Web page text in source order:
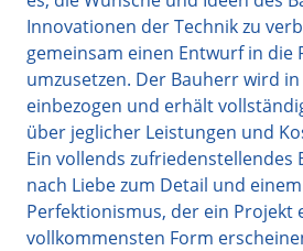
Innovationen der Technik zu
gemeinsam einen Entwurf in die
umzusetzen. Der Bauherr wird
einbezogen und erhält
über jeglicher Leistungen und
Ein vollends zufriedenstellendes
nach Liebe zum Detail und
Perfektionismus, der ein Projekt
vollkommensten Form